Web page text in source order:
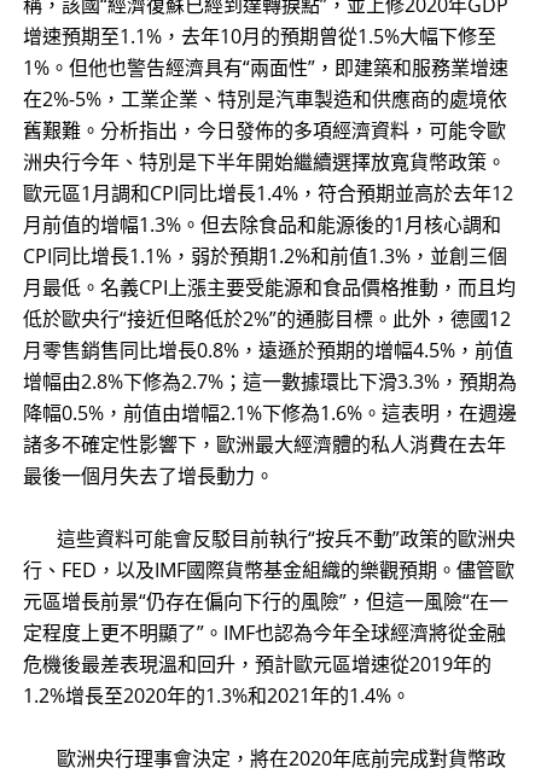
增速預期至1.1%，去年10月的預期曾從1.5%大幅下修至
1%。但他也警告經濟具有“兩面性”，即建築和服務業增速
在2%-5%，工業企業、特別是汽車製造和供應商的處境依
舊艱難。分析指出，今日發佈的多項經濟資料，可能令歐
洲央行今年、特別是下半年開始繼續選擇放寬貨幣政策。
歐元區1月調和CPI同比增長1.4%，符合預期並高於去年12
月前值的增幅1.3%。但去除食品和能源後的1月核心調和
CPI同比增長1.1%，弱於預期1.2%和前值1.3%，並創三個
月最低。名義CPI上漲主要受能源和食品價格推動，而且均
低於歐央行“接近但略低於2%”的通膨目標。此外，德國12
月零售銷售同比增長0.8%，遠遜於預期的增幅4.5%，前值
增幅由2.8%下修為2.7%；這一數據環比下滑3.3%，預期為
降幅0.5%，前值由增幅2.1%下修為1.6%。這表明，在週邊
諸多不確定性影響下，歐洲最大經濟體的私人消費在去年
最後一個月失去了增長動力。
這些資料可能會反駁目前執行“按兵不動”政策的歐洲央
行、FED，以及IMF國際貨幣基金組織的樂觀預期。儘管歐
元區增長前景“仍存在偏向下行的風險”，但這一風險“在一
定程度上更不明顯了”。IMF也認為今年全球經濟將從金融
危機後最差表現溫和回升，預計歐元區增速從2019年的
1.2%增長至2020年的1.3%和2021年的1.4%。
歐洲央行理事會決定，將在2020年底前完成對貨幣政